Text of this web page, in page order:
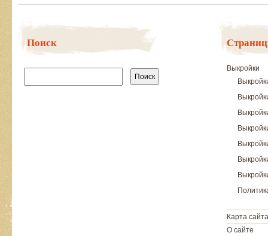
Поиск
Найти:
Выкройки
Карта сайта
О сайте